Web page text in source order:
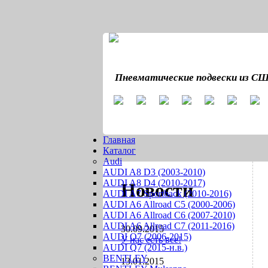
Пневматические подвески из
Главная
Каталог
Audi
AUDI A8 D3 (2003-2010)
AUDI A8 D4 (2010-2017)
AUDI A7 Sportback (2010-2016)
AUDI A6 Allroad C5 (2000-2006)
AUDI A6 Allroad C6 (2007-2010)
AUDI A6 Allroad C7 (2011-2016)
AUDI Q7 (2006-2015)
AUDI Q7 (2015-н.в.)
BENTLEY
Новости
30.09.2015
У нас есть все!
13.01.2015